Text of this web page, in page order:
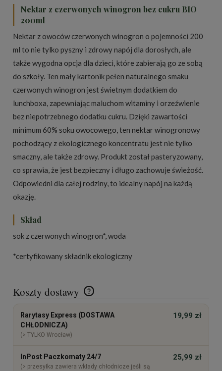
Nektar z czerwonych winogron bez cukru BIO
200ml
Nektar z owoców czerwonych winogron o pojemności 200
ml to nie tylko pyszny i zdrowy napój dla dorosłych, ale
także wygodna opcja dla dzieci, które zabierają go ze sobą
do szkoły. Ten mały kartonik pełen naturalnego smaku
czerwonych winogron jest świetnym dodatkiem do
lunchboxa, zapewniając maluchom witaminy i orzeźwienie
bez niepotrzebnego dodatku cukru. Dzięki zawartości
minimum 60% soku owocowego, ten nektar winogronowy
pochodzący z ekologicznego koncentratu jest nie tylko
smaczny, ale także zdrowy. Produkt został pasteryzowany,
co sprawia, że jest bezpieczny i długo zachowuje świeżość.
Odpowiedni dla całej rodziny, to idealny napój na każdą
okazję.
Skład
sok z czerwonych winogron*, woda
*certyfikowany składnik ekologiczny
Koszty dostawy
Cena nie zawiera ewentualnych kosztów płatności
Rarytasy Express (DOSTAWA
CHŁODNICZA)
(> TYLKO Wrocław)
19,99 zł
InPost Paczkomaty 24/7
(> przesyłka zawiera wkłady chłodnicze jeśli są
25,99 zł